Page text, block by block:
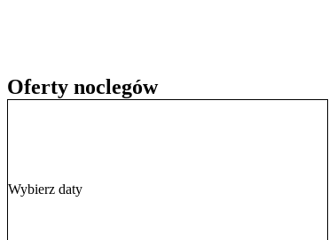
Doba hotelowa rozpoczyna się o godzinie 15:00 w
Oferty noclegów
Wybierz daty